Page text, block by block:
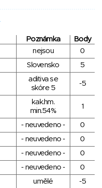
Poznámka
Body
nejsou
0
Slovensko 5
aditiva se
skóre 5
-5
kak.hm.
min.54%
1
- neuvedeno -
0
- neuvedeno -
0
- neuvedeno -
0
- neuvedeno -
0
umělé
-5